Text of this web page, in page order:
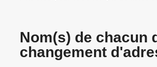
Nom(s) de chacun
changement